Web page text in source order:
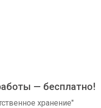
— бесплатно!
хранение"